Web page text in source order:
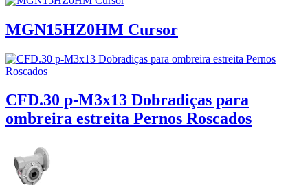
MGN15HZ0HM Cursor
CFD.30 p-M3x13 Dobradiças para
ombreira estreita Pernos Roscados